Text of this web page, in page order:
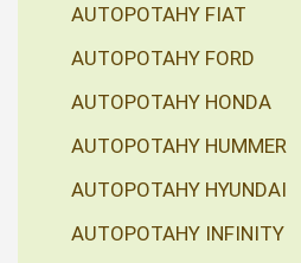
AUTOPOTAHY FIAT
AUTOPOTAHY FORD
AUTOPOTAHY HONDA
AUTOPOTAHY HUMMER
AUTOPOTAHY HYUNDAI
AUTOPOTAHY INFINITY